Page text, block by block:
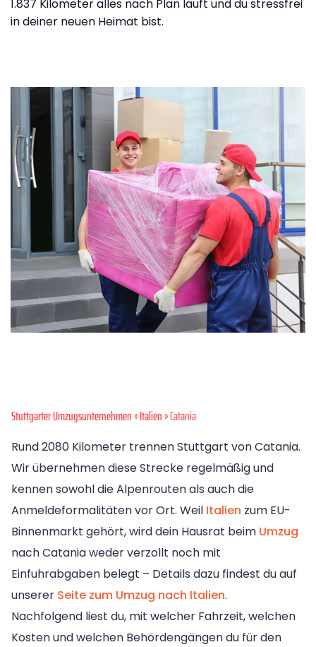
1.837 Kilometer alles nach Plan läuft und du stressfrei
in deiner neuen Heimat bist.
Stuttgarter Umzugsunternehmen»Italien» Catania
Rund 2080 Kilometer trennen Stuttgart von Catania.
Wir übernehmen diese Strecke regelmäßig und
kennen sowohl die Alpenrouten als auch die
Anmeldeformalitäten vor Ort. Weil Italien zum EU-
Binnenmarkt gehört, wird dein Hausrat beim Umzug
nach Catania weder verzollt noch mit
Einfuhrabgaben belegt – Details dazu findest du auf
unserer Seite zum Umzug nach Italien.
Nachfolgend liest du, mit welcher Fahrzeit, welchen
Kosten und welchen Behördengängen du für den